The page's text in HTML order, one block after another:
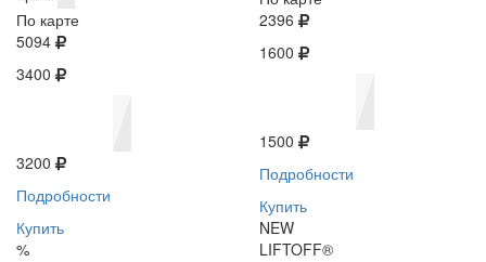
По карте
5094
3400
3200
Подробности
Купить
%
2396
1600
1500
Подробности
Купить
NEW
LIFTOFF®